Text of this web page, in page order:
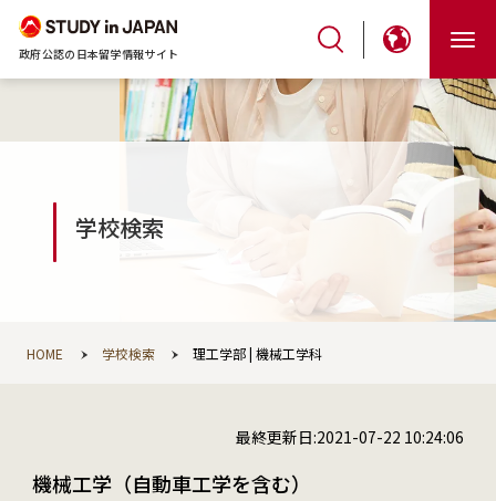
政府公認の日本留学情報サイト
学校検索
HOME 学校検索 理工学部 | 機械工学科
最終更新日:2021-07-22 10:24:06
機械工学（自動車工学を含む）